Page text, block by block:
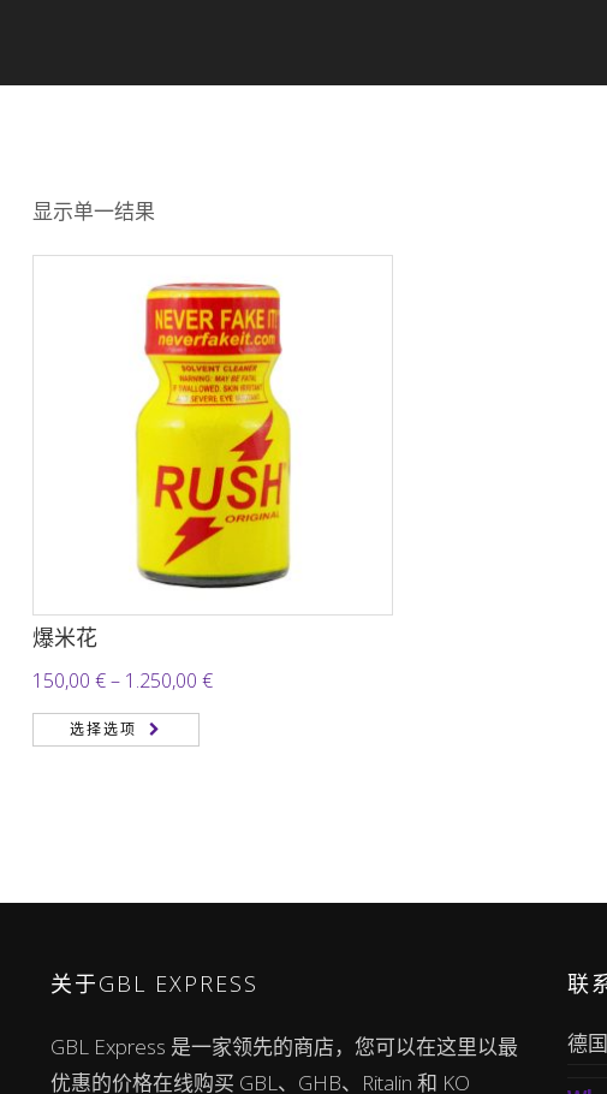
显示单一结果
爆米花
150,00 €– 1.250,00 €价
选择选项
关于GBL EXPRESS
GBL Express 是一家领先的商店，您可以在这里以最
优惠的价格在线购买 GBL、GHB、Ritalin 和 KO
联
德